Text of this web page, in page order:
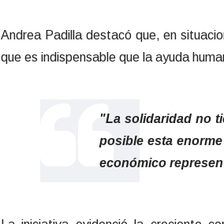
Andrea Padilla destacó que, en
que es indispensable que la ayuda
"La solidaridad no
posible esta
económico